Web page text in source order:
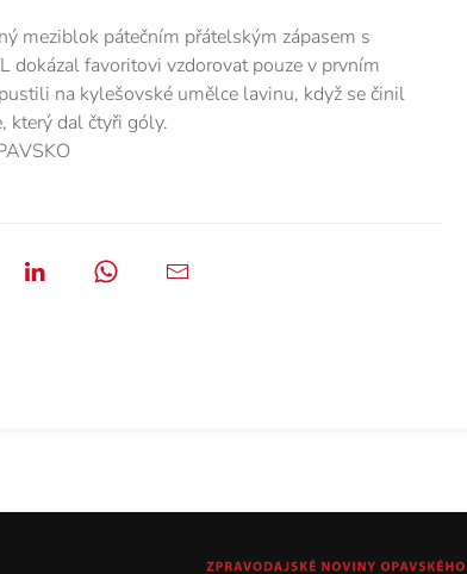
meziblok pátečním přátelským zápasem s
dokázal favoritovi vzdorovat pouze v prvním
na kylešovské umělce lavinu, když se činil
který dal čtyři góly.